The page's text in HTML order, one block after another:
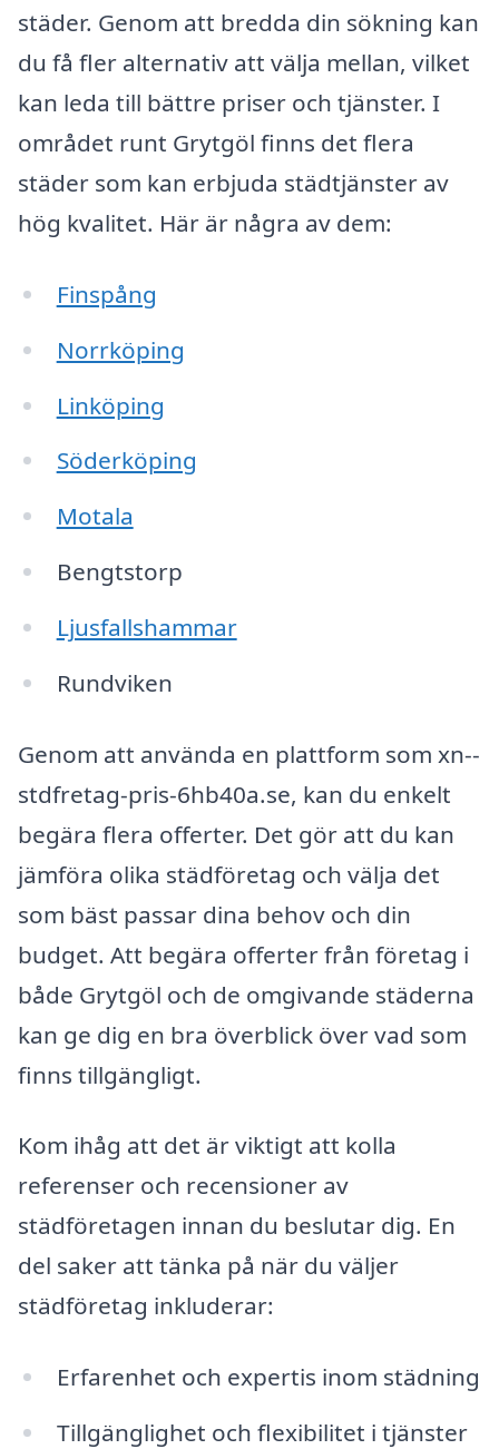
städer. Genom att bredda din sökning kan
du få fler alternativ att välja mellan, vilket
kan leda till bättre priser och tjänster. I
området runt Grytgöl finns det flera
städer som kan erbjuda städtjänster av
hög kvalitet. Här är några av dem:
Finspång
Norrköping
Linköping
Söderköping
Motala
Bengtstorp
Ljusfallshammar
Rundviken
Genom att använda en plattform som xn--
stdfretag-pris-6hb40a.se, kan du enkelt
begära flera offerter. Det gör att du kan
jämföra olika städföretag och välja det
som bäst passar dina behov och din
budget. Att begära offerter från företag i
både Grytgöl och de omgivande städerna
kan ge dig en bra överblick över vad som
finns tillgängligt.
Kom ihåg att det är viktigt att kolla
referenser och recensioner av
städföretagen innan du beslutar dig. En
del saker att tänka på när du väljer
städföretag inkluderar:
Erfarenhet och expertis inom städning
Tillgänglighet och flexibilitet i tjänster